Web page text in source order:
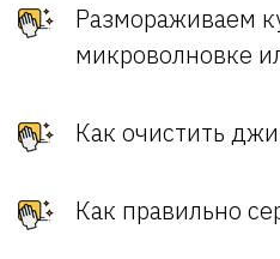
Размораживаем
микроволновке
Как очистить
Как правильно